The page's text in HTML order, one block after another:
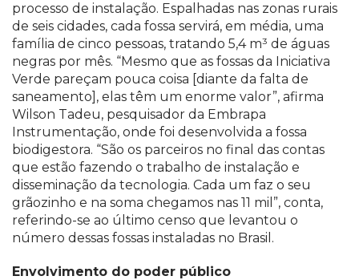
processo de instalação. Espalhadas nas zonas rurais
de seis cidades, cada fossa servirá, em média, uma
família de cinco pessoas, tratando 5,4 m³ de águas
negras por mês. “Mesmo que as fossas da Iniciativa
Verde pareçam pouca coisa [diante da falta de
saneamento], elas têm um enorme valor”, afirma
Wilson Tadeu, pesquisador da Embrapa
Instrumentação, onde foi desenvolvida a fossa
biodigestora. “São os parceiros no final das contas
que estão fazendo o trabalho de instalação e
disseminação da tecnologia. Cada um faz o seu
grãozinho e na soma chegamos nas 11 mil”, conta,
referindo-se ao último censo que levantou o
número dessas fossas instaladas no Brasil.
Envolvimento do poder público